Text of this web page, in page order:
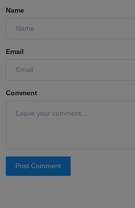
Name
Email
Comment
Post Comment